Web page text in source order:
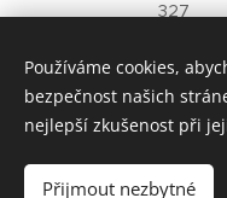
AUTORSKÁ
těchto stránek se
Používáme cookies,
bezpečnost našich
nejlepší zkušenost při
Přijmout nezbytné